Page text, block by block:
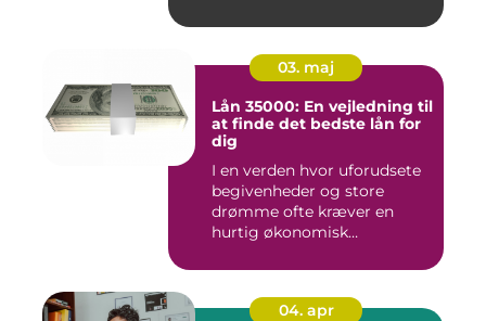
03. maj
Lån 35000: En vejledning til
at finde det bedste lån for
dig
I en verden hvor uforudsete
begivenheder og store
drømme ofte kræver en
hurtig økonomisk
04. apr